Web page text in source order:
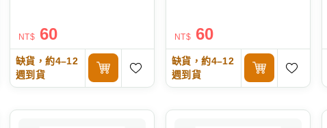
NT$ 60
缺貨，約4–12
週到貨
NT$ 60
缺貨，約4–12
週到貨